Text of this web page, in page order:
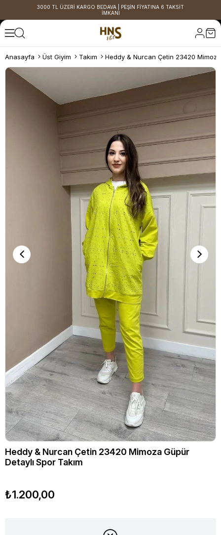
3000 TL ÜZERİ KARGO BEDAVA | PEŞİN FİYATINA 6 TAKSİT
İMKANI
Anasayfa Üst Giyim Takım
Heddy & Nurcan Çetin 23420 Mimoza Güpür
Detaylı Spor Takım
₺1.200,00